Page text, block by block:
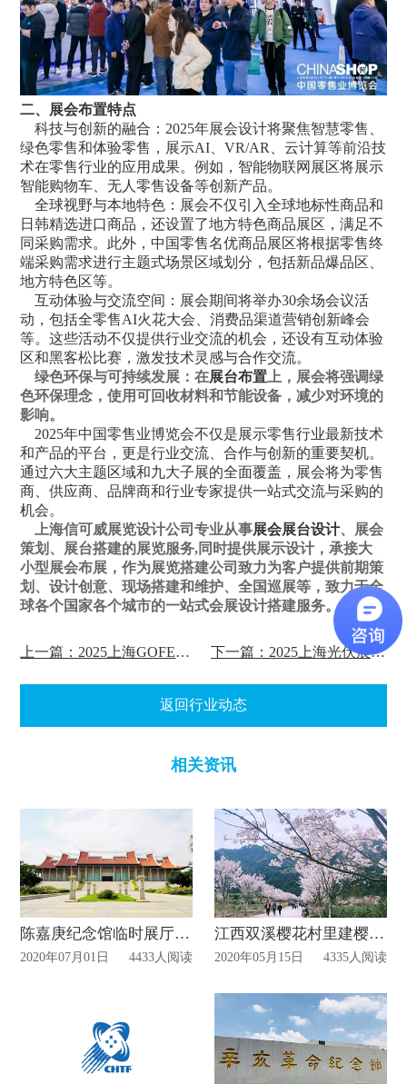
二、展会布置特点
科技与创新的融合：2025年展会设计将聚焦智慧零售、
绿色零售和体验零售，展示AI、VR/AR、云计算等前沿技
术在零售行业的应用成果。例如，智能物联网展区将展示
智能购物车、无人零售设备等创新产品。
全球视野与本地特色：展会不仅引入全球地标性商品和
日韩精选进口商品，还设置了地方特色商品展区，满足不
同采购需求。此外，中国零售名优商品展区将根据零售终
端采购需求进行主题式场景区域划分，包括新品爆品区、
地方特色区等。
互动体验与交流空间：展会期间将举办30余场会议活
动，包括全零售AI火花大会、消费品渠道营销创新峰会
等。这些活动不仅提供行业交流的机会，还设有互动体验
区和黑客松比赛，激发技术灵感与合作交流。
绿色环保与可持续发展：在展台布置 上，展会将强调绿
色环保理念，使用可回收材料和节能设备，减少对环境的
影响。
2025年中国零售业博览会不仅是展示零售行业最新技术
和产品的平台，更是行业交流、合作与创新的重要契机。
通过六大主题区域和九大子展的全面覆盖，展会将为零售
商、供应商、品牌商和行业专家提供一站式交流与采购的
机会。
上海信可威展览设计公司专业从事展会展台设计、展会
策划、展台搭建的展览服务,同时提供展示设计，承接大
小型展会布展，作为展览搭建公司致力为客户提供前期策
划、设计创意、现场搭建和维护、全国巡展等，致力于全
球各个国家各个城市的一站式会展设计搭建服务。
上一篇：2025上海GOFE展览会展台搭建布局时间 下一篇：2025上海光伏展SNEC PV+展台设计搭建
返回行业动态
相关资讯
陈嘉庚纪念馆临时展厅今日起恢复开放
2020年07月01日 4433人阅读
江西双溪樱花村里建樱花文化展示厅！
2020年05月15日 4335人阅读